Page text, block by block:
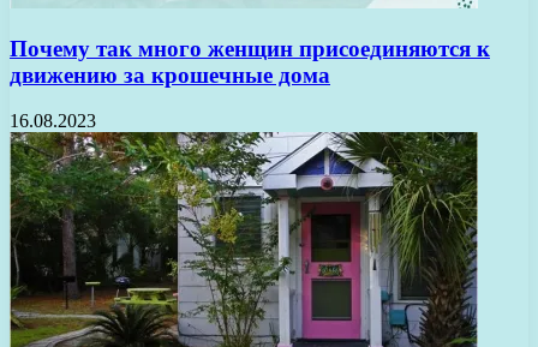
Почему так много женщин присоединяются к
движению за крошечные дома
16.08.2023